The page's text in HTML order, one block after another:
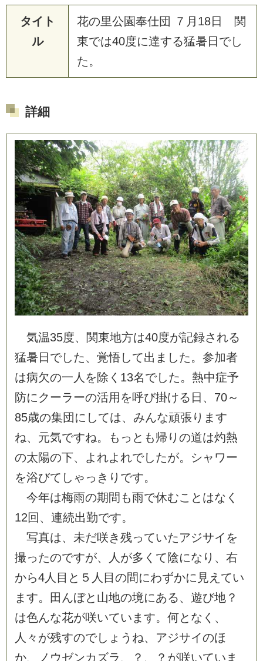
タイト
ル
花の里公園奉仕団 ７ 月 18日
関
東では40度に達する猛暑日 でし
た。
詳細
気温35度、 関東地方は40度が記録さ れる
猛暑日 でした、 覚悟して出 ま した。 参加者
は病欠の一 人 を除 く 13名でした。 熱中症予
防にクーラーの活用 を呼び掛ける 日 、 70～
85歳の集団 に しては、 みんな頑張 り ま す
ね、 元気ですね。 も っ と も帰 り の道は灼熱
の太陽の下、 よ れよ れでしたが。 シャ ワー
を浴びて し ゃ っ き り です。
今年は梅雨の期 間 も雨で休むこ と はな く
12回 、 連続出勤です。
写真は、 未だ咲き残っていたアジサイ を
撮ったのですが、 人 が多 く て陰にな り 、 右
から4人 目 と ５ 人 目 の間 にわずかに 見え てい
ま す。 田 んぼと 山地の境にある、 遊び地 ？
は色んな花が咲いてい ま す。 何と な く 、
人 々 が残すのでし ょ う ね、 アジサイのほ
か、 ノ ウゼンカ ズラ 、 ？ 、 ？ が咲いてい ま